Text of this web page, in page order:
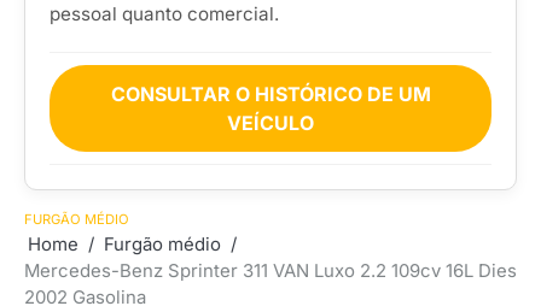
pessoal quanto comercial.
CONSULTAR O HISTÓRICO DE UM
VEÍCULO
FURGÃO MÉDIO
Home
Furgão médio
Mercedes-Benz Sprinter 311 VAN Luxo 2.2 109cv 16L Dies
2002 Gasolina